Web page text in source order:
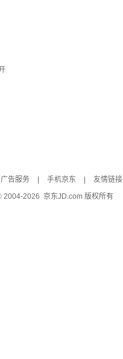
广告服务 手机京东 友情链接
2004-2026 京东JD.com 版权所有